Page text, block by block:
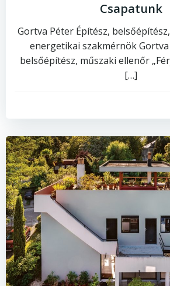
Csapatunk
Gortva Péter Építész,
energetikai szakmérnök
belsőépítész, műszaki ellenőr
[…]